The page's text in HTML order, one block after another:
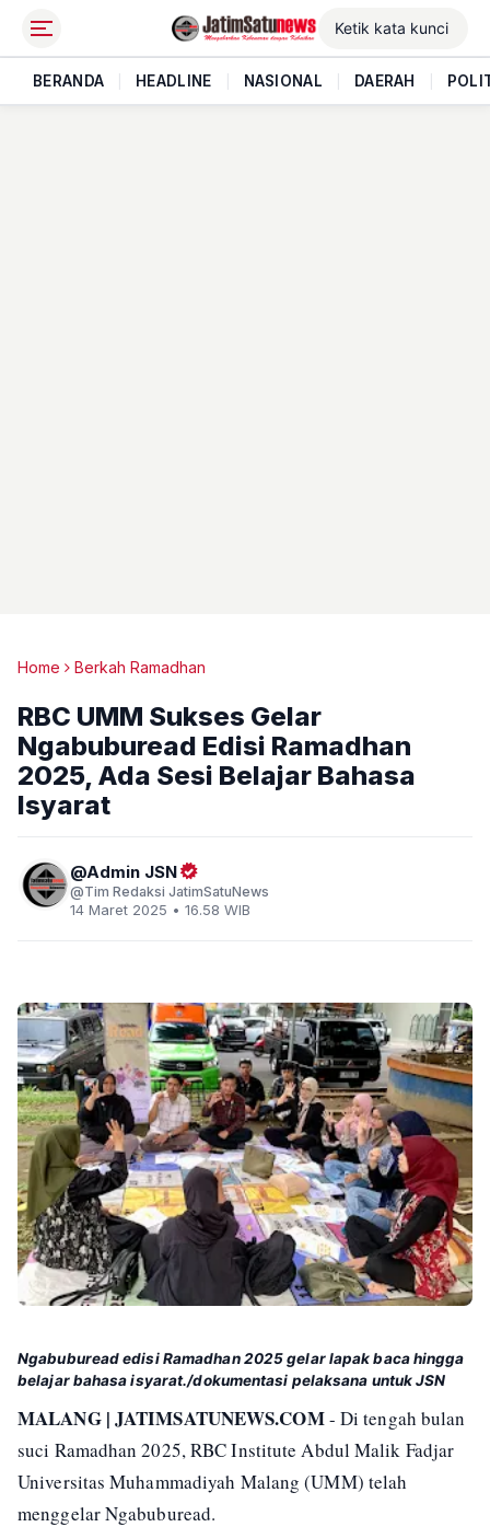
BERANDA HEADLINE NASIONAL DAERAH
Home Berkah Ramadhan
RBC UMM Sukses Gelar
Ngabuburead Edisi Ramadhan
2025, Ada Sesi Belajar Bahasa
Isyarat
Admin JSN
Tim Redaksi JatimSatuNews
14 Maret 2025 • 16.58 WIB
Ngabuburead edisi Ramadhan 2025 gelar lapak baca hingga
belajar bahasa isyarat./dokumentasi pelaksana untuk JSN
MALANG | JATIMSATUNEWS.COM- Di tengah bulan
suci Ramadhan 2025, RBC Institute Abdul Malik Fadjar
Universitas Muhammadiyah Malang (UMM) telah
menggelar Ngabuburead.